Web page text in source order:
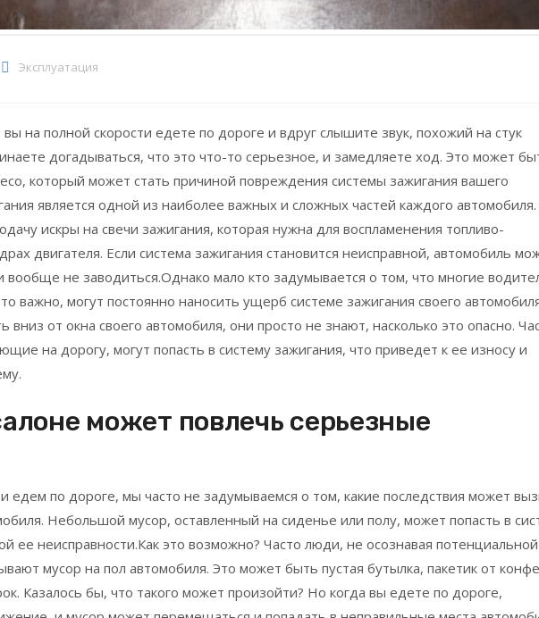
Эксплуатация
вы на полной скорости едете по дороге и вдруг слышите звук, похожий на стук
догадываться, что это что-то серьезное, и замедляете ход. Это может
который может стать причиной повреждения системы зажигания вашего
является одной из наиболее важных и сложных частей каждого автомобиля.
искры на свечи зажигания, которая нужна для воспламенения топливо-
двигателя. Если система зажигания становится неисправной, автомобиль
вообще не заводиться.Однако мало кто задумывается о том, что многие
важно, могут постоянно наносить ущерб системе зажигания своего
вниз от окна своего автомобиля, они просто не знают, насколько это опасно.
на дорогу, могут попасть в систему зажигания, что приведет к ее износу и
может повлечь серьезные
едем по дороге, мы часто не задумываемся о том, какие последствия может
Небольшой мусор, оставленный на сиденье или полу, может попасть в
ее неисправности.Как это возможно? Часто люди, не осознавая потенциальной
мусор на пол автомобиля. Это может быть пустая бутылка, пакетик от
Казалось бы, что такого может произойти? Но когда вы едете по дороге,